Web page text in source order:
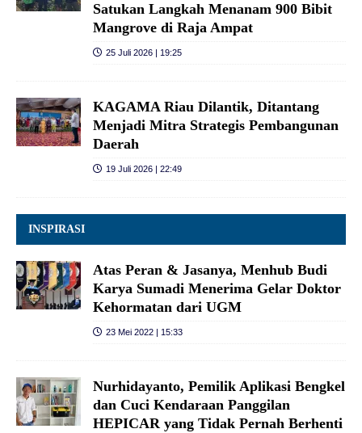
Satukan Langkah Menanam 900 Bibit
Mangrove di Raja Ampat
25 Juli 2026 | 19:25
KAGAMA Riau Dilantik, Ditantang
Menjadi Mitra Strategis Pembangunan
Daerah
19 Juli 2026 | 22:49
INSPIRASI
Atas Peran & Jasanya, Menhub Budi
Karya Sumadi Menerima Gelar Doktor
Kehormatan dari UGM
23 Mei 2022 | 15:33
Nurhidayanto, Pemilik Aplikasi Bengkel
dan Cuci Kendaraan Panggilan
HEPICAR yang Tidak Pernah Berhenti